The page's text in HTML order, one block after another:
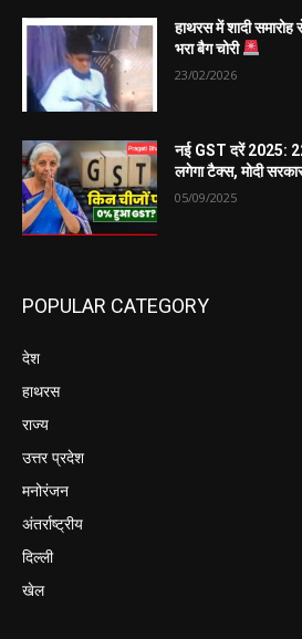
हाथरस में शादी
भरा बैग चोरी
23/02/2026
नई GST दरें 2025:
लगेगा टैक्स, मोदी
05/09/2025
POPULAR CATEGORY
देश
हाथरस
राज्य
उत्तर प्रदेश
मनोरंजन
अंतर्राष्ट्रीय
दिल्ली
खेल